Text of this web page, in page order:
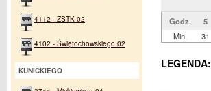
Godz. 5
Min.
31
LEGENDA:
4112 - ZSTK 02
4102 - Świętochowskiego 02
KUNICKIEGO